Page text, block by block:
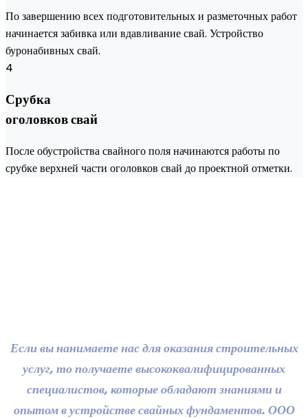
По завершению всех подготовительных и разметочных работ
начинается забивка или вдавливание свай. Устройство
буронабивных свай.
4
Срубка
оголовков свай
После обустройства свайного поля начинаются работы по
срубке верхней части оголовков свай до проектной отметки.
Если вы нанимаете нас для оказания строительных
услуг, то получаете высококвалифицированных
специалистов, которые обладают знаниями и
опытом в устройстве свайных фундаментов. ООО